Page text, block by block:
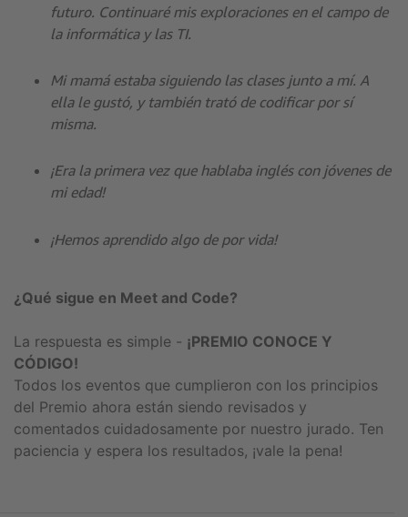
futuro. Continuaré mis exploraciones en el campo de
la informática y las TI.
Mi mamá estaba siguiendo las clases junto a mí. A
ella le gustó, y también trató de codificar por sí
misma.
¡Era la primera vez que hablaba inglés con jóvenes de
mi edad!
¡Hemos aprendido algo de por vida!
¿Qué sigue en Meet and Code?
La respuesta es simple - ¡PREMIO CONOCE Y
CÓDIGO!
Todos los eventos que cumplieron con los principios
del Premio ahora están siendo revisados ​​y
comentados cuidadosamente por nuestro jurado. Ten
paciencia y espera los resultados, ¡vale la pena!